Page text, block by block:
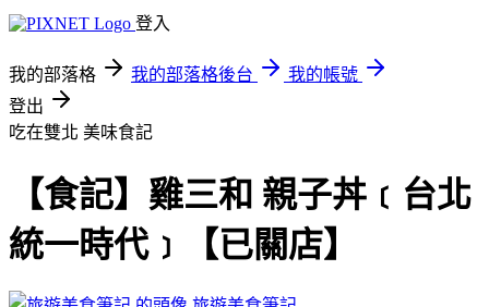
登入
我的部落格 我的部落格後台
我的帳號
登出
吃在雙北 美味食記
【食記】雞三和 親子丼﹝台北
統一時代﹞【已關店】